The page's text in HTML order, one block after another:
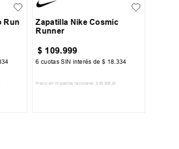
Run
Zapatilla Nike Cosmic
Runner
$ 109.999
6 cuotas SIN interés de$ 18 334
Precio sin impuestos nacionales: $ 90.908 ,26